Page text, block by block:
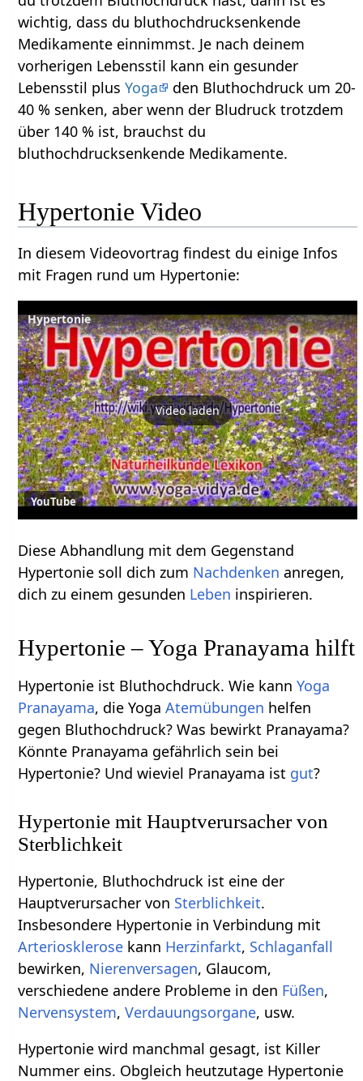
wichtig, dass du bluthochdrucksenkende
Medikamente einnimmst. Je nach deinem
vorherigen Lebensstil kann ein gesunder
Lebensstil plusYoga
den Bluthochdruck um 20-
40 % senken, aber wenn der Bludruck trotzdem
über 140 % ist, brauchst du
bluthochdrucksenkende Medikamente.
Hypertonie Video
In diesem Videovortrag findest du einige Infos
mit Fragen rund um Hypertonie:
Hypertonie
Video laden
YouTube
Diese Abhandlung mit dem Gegenstand
Hypertonie soll dich zum Nachdenken anregen,
dich zu einem gesunden Leben inspirieren.
Hypertonie – Yoga Pranayama hilft
Hypertonie ist Bluthochdruck. Wie kannYoga
Pranayama, die YogaAtemübungen helfen
gegen Bluthochdruck? Was bewirkt Pranayama?
Könnte Pranayama gefährlich sein bei
Hypertonie? Und wieviel Pranayama ist gut?
Hypertonie mit Hauptverursacher von
Sterblichkeit
Hypertonie, Bluthochdruck ist eine der
Hauptverursacher von Sterblichkeit.
Insbesondere Hypertonie in Verbindung mit
Arteriosklerose kann Herzinfarkt, Schlaganfall
bewirken, Nierenversagen, Glaucom,
verschiedene andere Probleme in den Füßen,
Nervensystem,Verdauungsorgane, usw.
Hypertonie wird manchmal gesagt, ist Killer
Nummer eins. Obgleich heutzutage Hypertonie